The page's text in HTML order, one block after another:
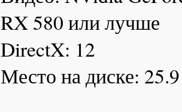
RX 580 или лучше
DirectX: 12
Место на диске: